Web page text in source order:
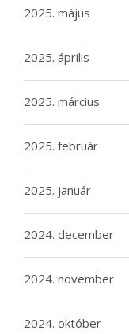
2025. május
2025. április
2025. március
2025. február
2025. január
2024. december
2024. november
2024. október